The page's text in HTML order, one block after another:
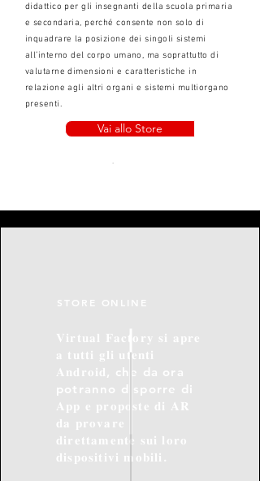
didattico per gli insegnanti della scuola primaria
e secondaria, perché consente non solo di
inquadrare la posizione dei singoli sistemi
all’interno del corpo umano, ma soprattutto di
valutarne dimensioni e caratteristiche in
relazione agli altri organi e sistemi multiorgano
presenti.
Vai allo Store
STORE ONLINE
𝐕𝐢𝐫𝐭𝐮𝐚𝐥 𝐅𝐚𝐜𝐭𝐨𝐫𝐲 𝐬𝐢 𝐚𝐩𝐫𝐞
𝐚 𝐭𝐮𝐭𝐭𝐢 𝐠𝐥𝐢 𝐮𝐭𝐞𝐧𝐭𝐢
𝐀𝐧𝐝𝐫𝐨𝐢𝐝, che da ora
potranno disporre di
𝐀𝐩𝐩 𝐞 𝐩𝐫𝐨𝐩𝐨𝐬𝐭𝐞 𝐝𝐢 𝐀𝐑
𝐝𝐚 𝐩𝐫𝐨𝐯𝐚𝐫𝐞
𝐝𝐢𝐫𝐞𝐭𝐭𝐚𝐦𝐞𝐧𝐭𝐞 𝐬𝐮𝐢 𝐥𝐨𝐫𝐨
𝐝𝐢𝐬𝐩𝐨𝐬𝐢𝐭𝐢𝐯𝐢 𝐦𝐨𝐛𝐢𝐥𝐢.